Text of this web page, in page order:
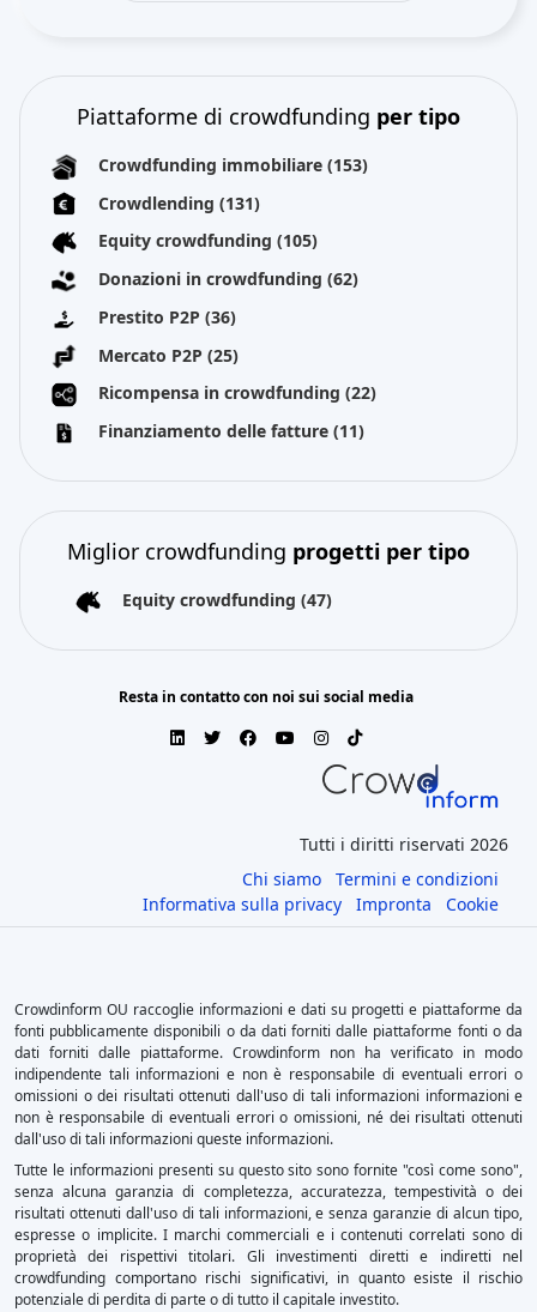
Piattaforme di crowdfunding per tipo
Crowdfunding immobiliare (153)
Crowdlending (131)
Equity crowdfunding (105)
Donazioni in crowdfunding (62)
Prestito P2P (36)
Mercato P2P (25)
Ricompensa in crowdfunding (22)
Finanziamento delle fatture (11)
Miglior crowdfunding progetti per tipo
Equity crowdfunding (47)
Resta in contatto con noi sui social media
Tutti i diritti riservati 2026
Chi siamo
Termini e condizioni
Informativa sulla privacy
Impronta Cookie
Crowdinform OU raccoglie informazioni e dati su progetti e piattaforme da
fonti pubblicamente disponibili o da dati forniti dalle piattaforme fonti o da
dati forniti dalle piattaforme. Crowdinform non ha verificato in modo
indipendente tali informazioni e non è responsabile di eventuali errori o
omissioni o dei risultati ottenuti dall'uso di tali informazioni informazioni e
non è responsabile di eventuali errori o omissioni, né dei risultati ottenuti
dall'uso di tali informazioni queste informazioni.
Tutte le informazioni presenti su questo sito sono fornite "così come sono",
senza alcuna garanzia di completezza, accuratezza, tempestività o dei
risultati ottenuti dall'uso di tali informazioni, e senza garanzie di alcun tipo,
espresse o implicite. I marchi commerciali e i contenuti correlati sono di
proprietà dei rispettivi titolari. Gli investimenti diretti e indiretti nel
crowdfunding comportano rischi significativi, in quanto esiste il rischio
potenziale di perdita di parte o di tutto il capitale investito.